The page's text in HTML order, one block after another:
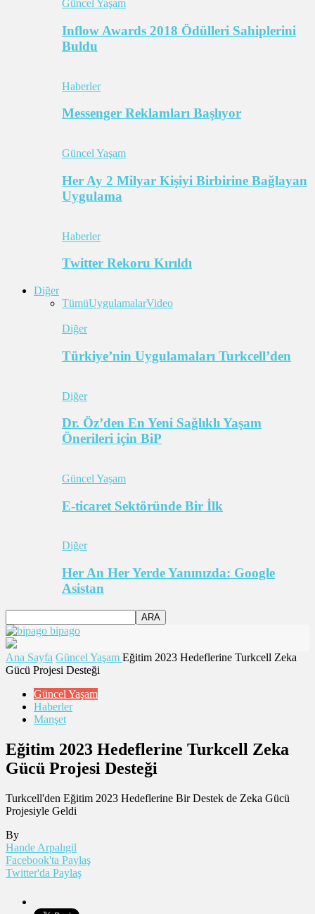
Güncel Yaşam
Inflow Awards 2018 Ödülleri Sahiplerini
Buldu
Haberler
Messenger Reklamları Başlıyor
Güncel Yaşam
Her Ay 2 Milyar Kişiyi Birbirine Bağlayan
Uygulama
Haberler
Twitter Rekoru Kırıldı
Diğer
TümüUygulamalarVideo
Diğer
Türkiye’nin Uygulamaları Turkcell’den
Diğer
Dr. Öz’den En Yeni Sağlıklı Yaşam
Önerileri için BiP
Güncel Yaşam
E-ticaret Sektöründe Bir İlk
Diğer
Her An Her Yerde Yanınızda: Google
Asistan
bipago
Ana Sayfa Güncel Yaşam Eğitim 2023 Hedeflerine Turkcell Zeka
Gücü Projesi Desteği
Güncel Yaşam
Haberler
Manşet
Eğitim 2023 Hedeflerine Turkcell Zeka
Gücü Projesi Desteği
Turkcell'den Eğitim 2023 Hedeflerine Bir Destek de Zeka Gücü
Projesiyle Geldi
By
Hande Arpalıgil
Facebook'ta Paylaş
Twitter'da Paylaş